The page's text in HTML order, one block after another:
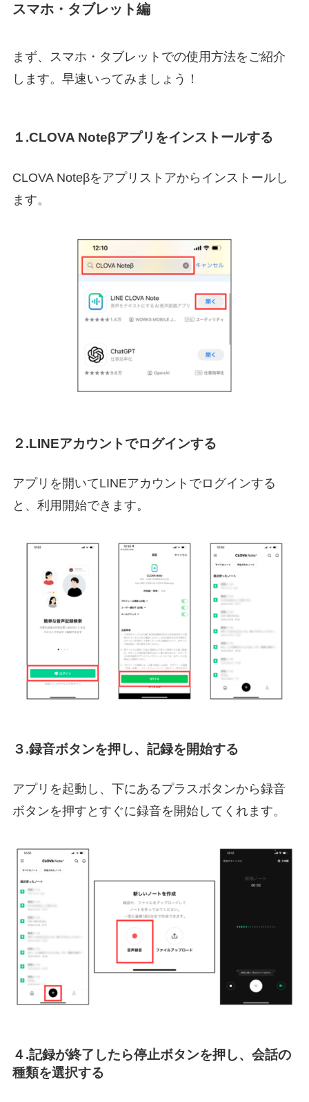
スマホ・タブレット編
まず、スマホ・タブレットでの使用方法をご紹介
します。早速いってみましょう！
１.CLOVA Noteβアプリをインストールする
CLOVA Noteβをアプリストアからインストールし
ます。
２.LINEアカウントでログインする
アプリを開いてLINEアカウントでログインする
と、利用開始できます。
３.録音ボタンを押し、記録を開始する
アプリを起動し、下にあるプラスボタンから録音
ボタンを押すとすぐに録音を開始してくれます。
４.記録が終了したら停止ボタンを押し、会話の
種類を選択する